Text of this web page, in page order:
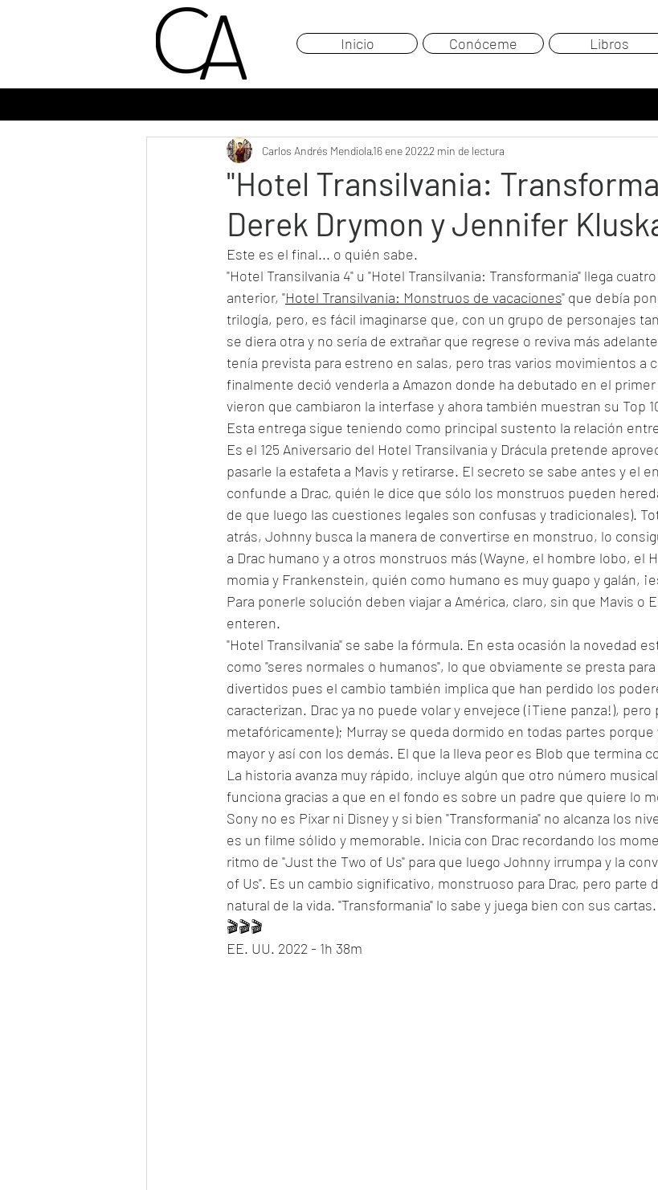
Inicio Conóceme Libros
"Hotel Transilvania:
Derek Drymon y Jennifer
Carlos Andrés Mendiola16 ene 20222 min de lectura
Este es el final... o quién sabe.
"Hotel Transilvania 4" u "Hotel Transilvania: Transformania" llega
anterior, "Hotel Transilvania: Monstruos de vacaciones" que debía
trilogía, pero, es fácil imaginarse que, con un grupo de personajes
se diera otra y no sería de extrañar que regrese o reviva más
tenía prevista para estreno en salas, pero tras varios movimientos a
finalmente deció venderla a Amazon donde ha debutado en el primer
vieron que cambiaron la interfase y ahora también muestran su Top
Esta entrega sigue teniendo como principal sustento la relación
Es el 125 Aniversario del Hotel Transilvania y Drácula pretende
pasarle la estafeta a Mavis y retirarse. El secreto se sabe antes y el
confunde a Drac, quién le dice que sólo los monstruos pueden
de que luego las cuestiones legales son confusas y tradicionales).
atrás, Johnny busca la manera de convertirse en monstruo, lo
a Drac humano y a otros monstruos más (Wayne, el hombre lobo, el
momia y Frankenstein, quién como humano es muy guapo y galán,
Para ponerle solución deben viajar a América, claro, sin que Mavis o
enteren.
"Hotel Transilvania" se sabe la fórmula. En esta ocasión la novedad
como "seres normales o humanos", lo que obviamente se presta
divertidos pues el cambio también implica que han perdido los
caracterizan. Drac ya no puede volar y envejece (¡Tiene panza!),
metafóricamente); Murray se queda dormido en todas partes
mayor y así con los demás. El que la lleva peor es Blob que termina
La historia avanza muy rápido, incluye algún que otro número
funciona gracias a que en el fondo es sobre un padre que quiere lo
Sony no es Pixar ni Disney y si bien "Transformania" no alcanza los
es un filme sólido y memorable. Inicia con Drac recordando los
ritmo de "Just the Two of Us" para que luego Johnny irrumpa y la
of Us". Es un cambio significativo, monstruoso para Drac, pero parte
natural de la vida. "Transformania" lo sabe y juega bien con sus cartas.
🎬🎬🎬
EE. UU. 2022 - 1h 38m